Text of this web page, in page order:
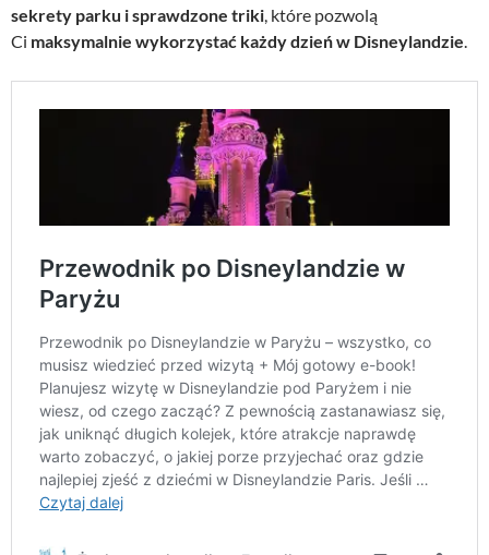
sekrety parku i sprawdzone triki , które pozwolą
Ci maksymalnie wykorzystać każdy dzień w Disneylandzie